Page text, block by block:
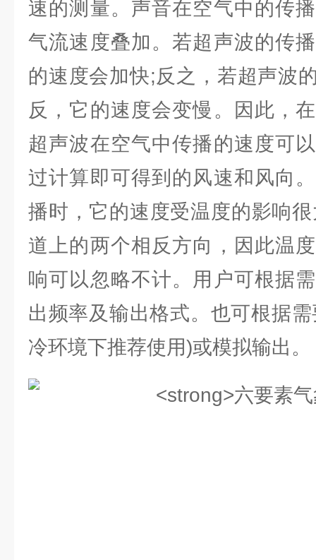
速的测量。声音在空气中的传
气流速度叠加。若超声波的传
的速度会加快;反之，若超声波
反，它的速度会变慢。因此，
超声波在空气中传播的速度可
过计算即可得到的风速和风向
播时，它的速度受温度的影响
道上的两个相反方向，因此温
响可以忽略不计。用户可根据
出频率及输出格式。也可根据
冷环境下推荐使用)或模拟输出。